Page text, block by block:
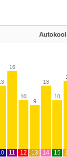
16
11
10
12
9
13
13
14
10
15